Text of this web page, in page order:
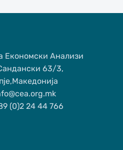
Економски Анализи
63/3,
(0)2 24 44 766